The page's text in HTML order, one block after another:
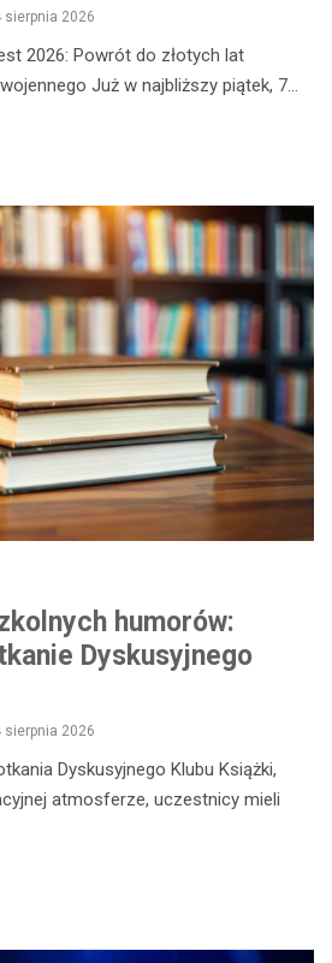
sierpnia 2026
2026: Powrót do złotych lat
Już w najbliższy piątek, 7…
humorów:
Dyskusyjnego
sierpnia 2026
Dyskusyjnego Klubu Książki,
atmosferze, uczestnicy mieli